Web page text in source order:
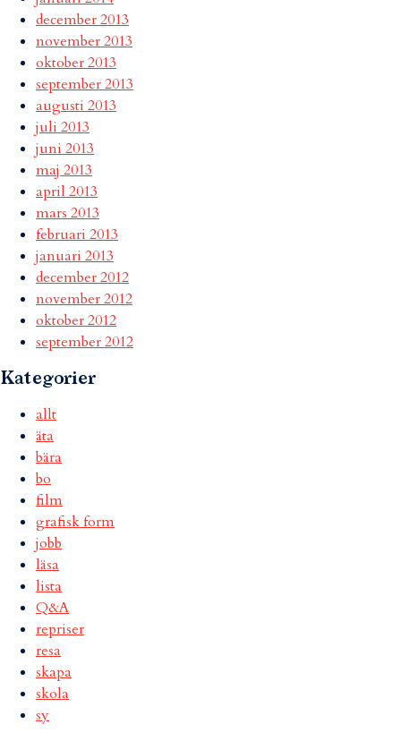
december 2013
november 2013
oktober 2013
september 2013
augusti 2013
juli 2013
juni 2013
maj 2013
april 2013
mars 2013
februari 2013
januari 2013
december 2012
november 2012
oktober 2012
september 2012
Kategorier
allt
äta
bära
bo
film
grafisk form
jobb
läsa
lista
Q&A
repriser
resa
skapa
skola
sy